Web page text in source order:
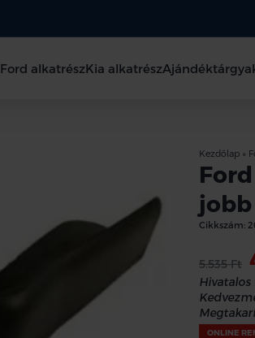
Ford alkatrészKia alkatrész
Kezdőlap »
Cikkszám:
5.535 Ft
Hivatalos
ONLINE